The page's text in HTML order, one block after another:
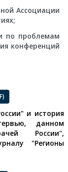
Ассоциации
проблемам
конференций
и история
данном
России",
"Регионы